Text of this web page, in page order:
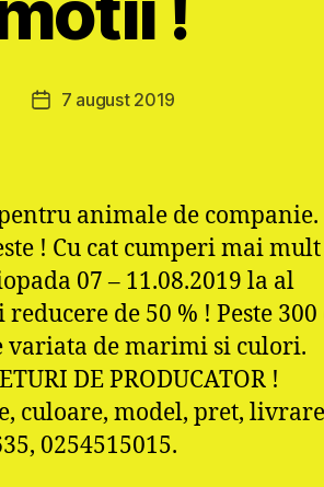
Dată7 august 2019
animale de companie.
! Cu cat cumperi mai mult
07 – 11.08.2019 la al
de 50 % ! Peste 300
variata de marimi si
!
culoare, model, pret,
0254515015.